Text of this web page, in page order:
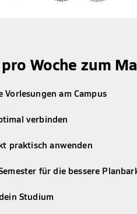
Woche zum
Vorlesungen am Campus
verbinden
praktisch anwenden
für die bessere
Studium